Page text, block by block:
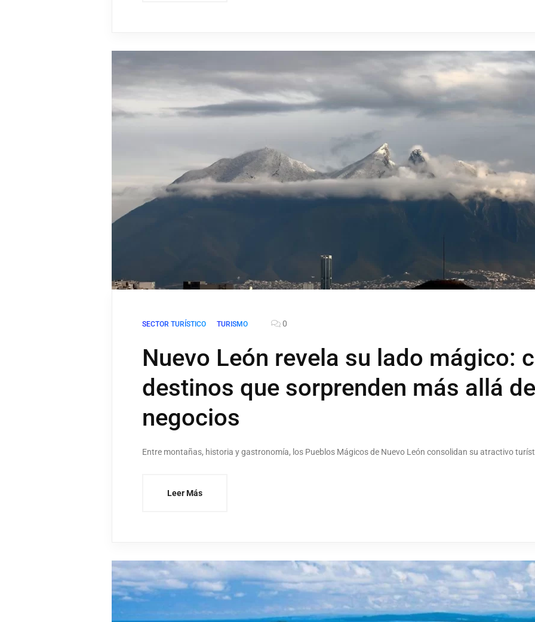
SECTOR TURÍSTICO TURISMO 0
Nuevo León revela su lado mágico:
destinos que sorprenden más allá
negocios
Entre montañas, historia y gastronomía, los Pueblos Mágicos de Nuevo León consolidan su atractivo
Leer Más